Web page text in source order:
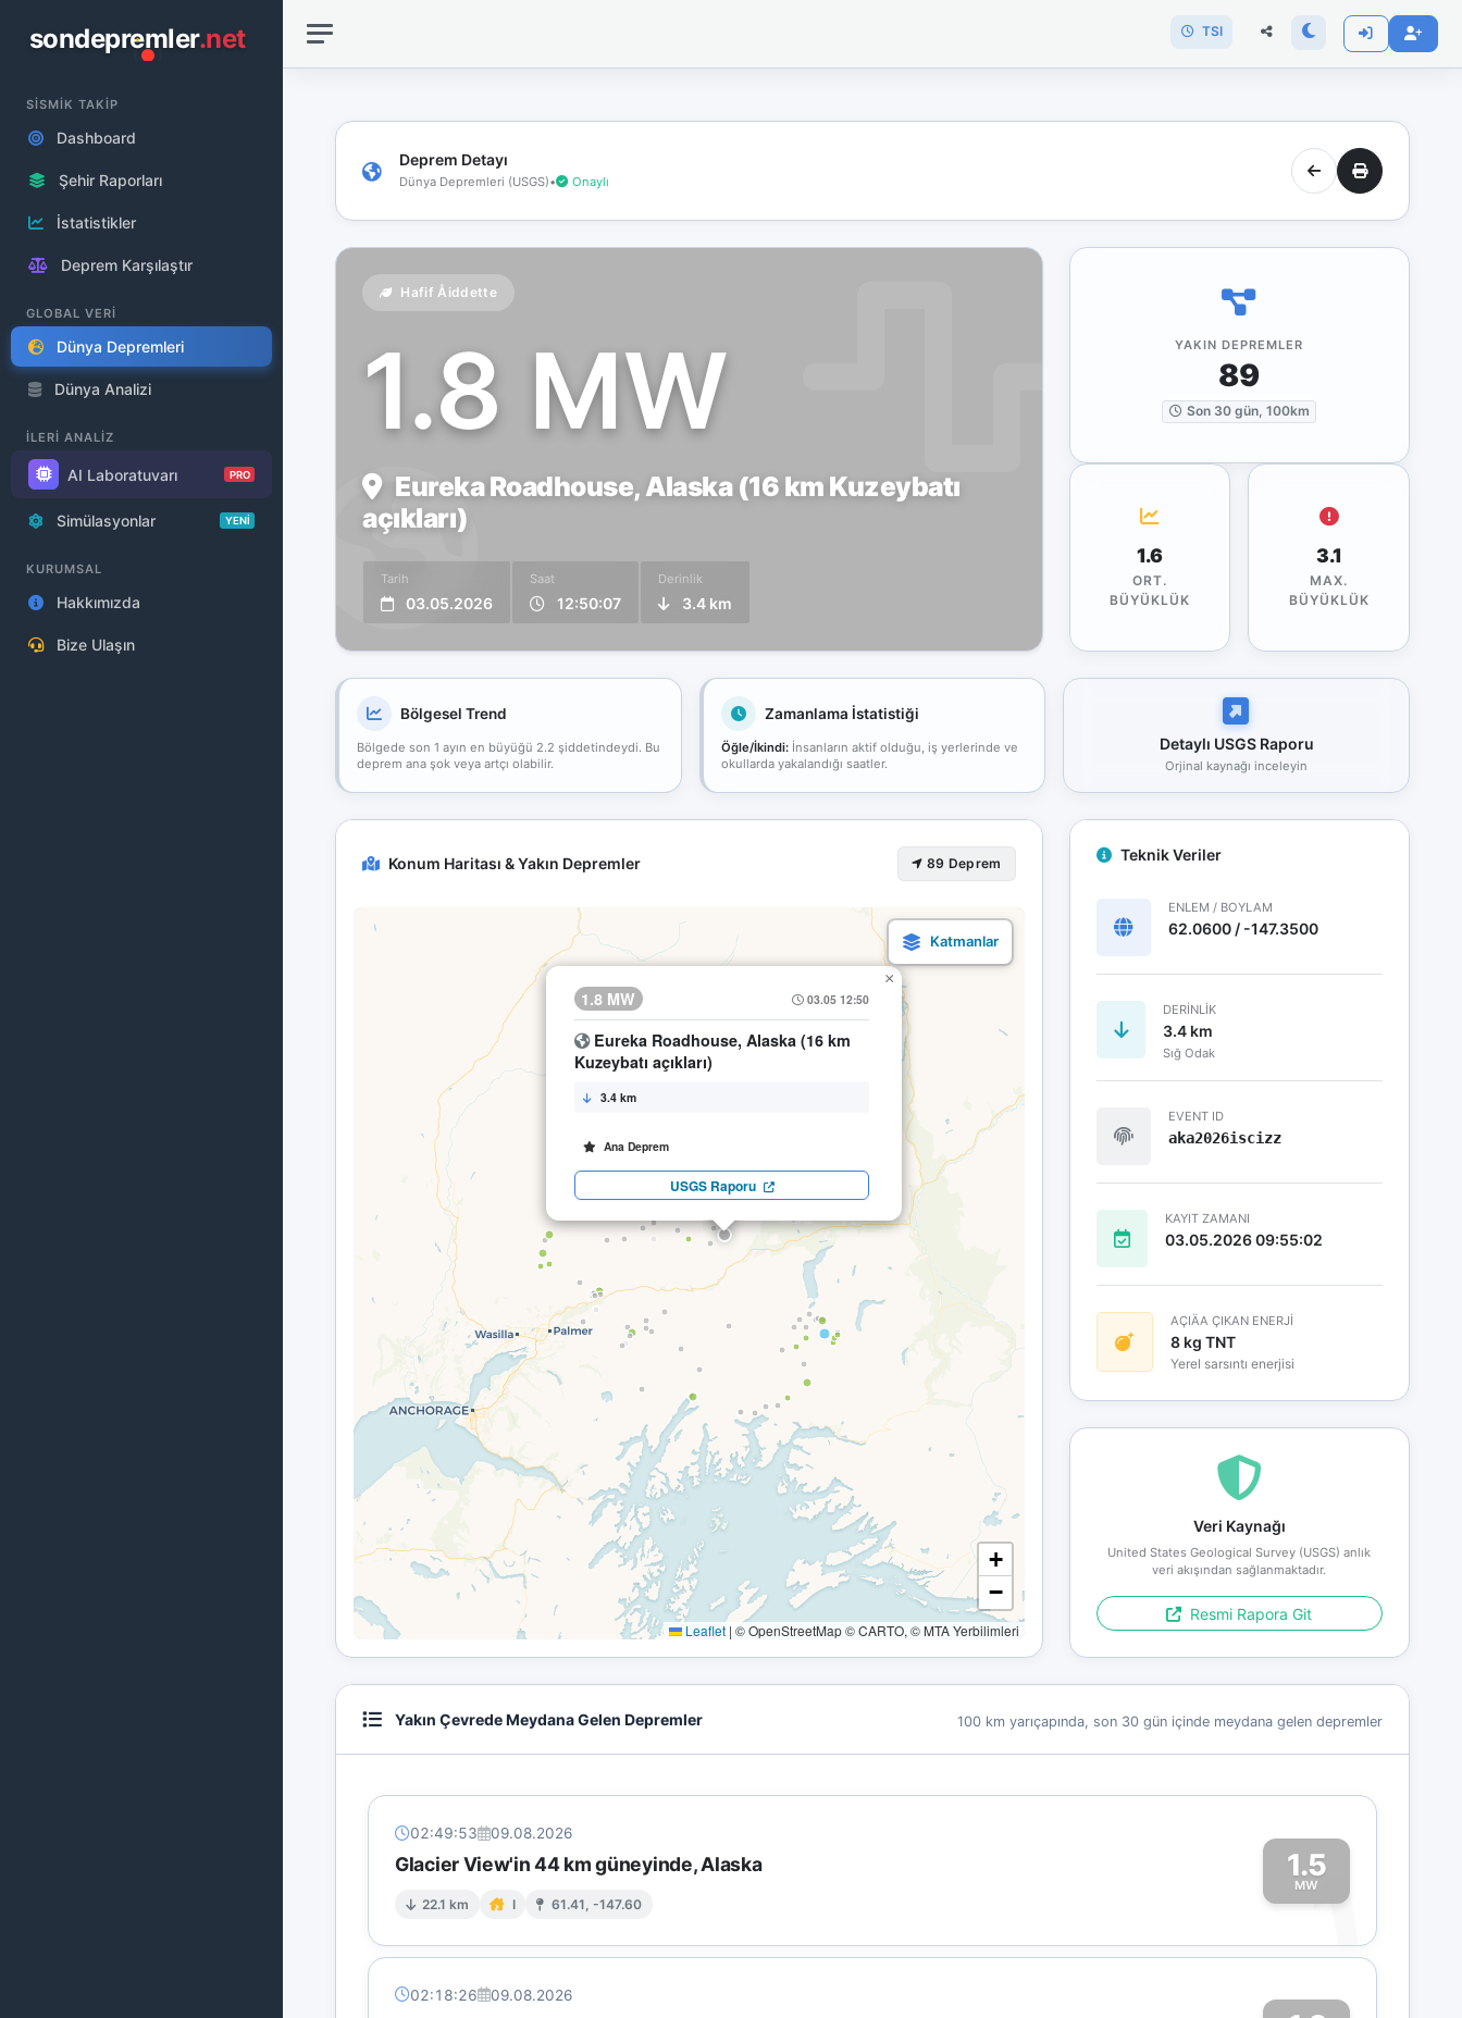
sondepremler.net
SİSMİK TAKİP
Dashboard
Şehir Raporları
İstatistikler
Deprem Karşılaştır
GLOBAL VERİ
Dünya Depremleri
Dünya Analizi
İLERİ ANALİZ
AI Laboratuvarı PRO
Simülasyonlar YENİ
KURUMSAL
Hakkımızda
Bize Ulaşın
TSI
Deprem Detayı
Dünya Depremleri (USGS)• Onaylı
Hafif Åiddette
1.8 MW
Eureka Roadhouse, Alaska (16 km Kuzeybatı
açıkları)
Tarih
03.05.2026
Saat
12:50:07
Derinlik
3.4 km
YAKIN DEPREMLER
89
Son 30 gün, 100km
1.6
ORT.
BÜYÜKLÜK
3.1
MAX.
BÜYÜKLÜK
Bölgesel Trend
Bölgede son 1 ayın en büyüğü 2.2 şiddetindeydi. Bu
deprem ana şok veya artçı olabilir.
Zamanlama İstatistiği
Öğle/İkindi:İnsanların aktif olduğu, iş yerlerinde ve
okullarda yakalandığı saatler.
Detaylı USGS Raporu
Orjinal kaynağı inceleyin
Konum Haritası & Yakın Depremler 89 Deprem
1.8 MW 03.05 12:50
Eureka Roadhouse, Alaska (16 km
Kuzeybatı açıkları)
3.4 km
Ana Deprem
USGS Raporu
×
+
−
Leaflet | © OpenStreetMap © CARTO, © MTA Yerbilimleri
Teknik Veriler
ENLEM / BOYLAM
62.0600 / -147.3500
DERINLIK
3.4 km
Sığ Odak
EVENT ID
aka2026iscizz
KAYIT ZAMANI
03.05.2026 09:55:02
AÇIÄA ÇIKAN ENERJİ
8 kg TNT
Yerel sarsıntı enerjisi
Veri Kaynağı
United States Geological Survey (USGS) anlık
veri akışından sağlanmaktadır.
Resmi Rapora Git
Yakın Çevrede Meydana Gelen Depremler 100 km yarıçapında, son 30 gün içinde meydana gelen depremler
02:49:53 09.08.2026
Glacier View'in 44 km güneyinde, Alaska
22.1 km I 61.41, -147.60
1.5
MW
1
02:18:26 09.08.2026
bağlantınız